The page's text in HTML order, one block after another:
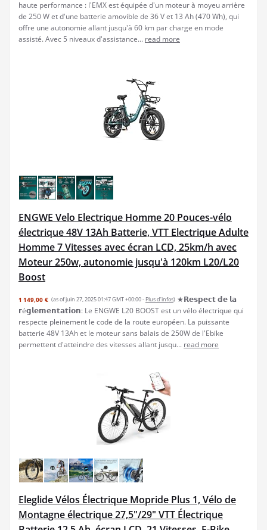
haute performance : l'EMX est équipée d'un moteur à moyeu arrière
de 250 W et d'une batterie amovible de 36 V et 13 Ah (470 Wh), qui
offre une autonomie allant jusqu'à 60 km par charge en mode
assisté. Avec 5 niveaux d'assistance... read more
ENGWE Velo Electrique Homme 20 Pouces-vélo
électrique 48V 13Ah Batterie, VTT Electrique Adulte
Homme 7 Vitesses avec écran LCD, 25km/h avec
Moteur 250w, autonomie jusqu'à 120km L20/L20
Boost
1 149,00 € (as of juin 27, 2025 01:47 GMT +00:00 - Plus d’infos) ★𝗥𝗲𝘀𝗽𝗲𝗰𝘁 𝗱𝗲 𝗹𝗮
𝗿é𝗴𝗹𝗲𝗺𝗲𝗻𝘁𝗮𝘁𝗶𝗼𝗻: Le ENGWE L20 BOOST est un vélo électrique qui
respecte pleinement le code de la route européen. La puissante
batterie 48V 13Ah et le moteur sans balais de 250W de l'Ebike
permettent d'atteindre des vitesses allant jusqu... read more
Eleglide Vélos Électrique Mopride Plus 1, Vélo de
Montagne électrique 27,5"/29" VTT Électrique